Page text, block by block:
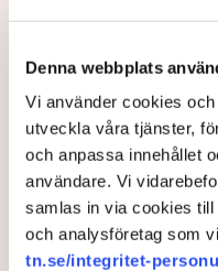
Denna webbplats
Vi använder cookies
utveckla våra tjänster,
och anpassa innehållet
användare. Vi
samlas in via cookies
och analysföretag som
tn.se/integritet-
Macron mot
final
Finalpar 2017. Liksom
4 years ago | Av: TT